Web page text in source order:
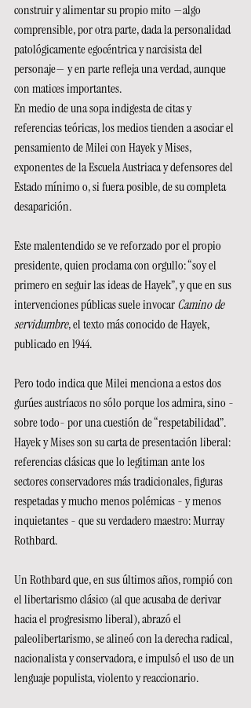
construir y alimentar su propio mito —algo
comprensible, por otra parte, dada la personalidad
patológicamente egocéntrica y narcisista del
personaje— y en parte refleja una verdad, aunque
con matices importantes.
En medio de una sopa indigesta de citas y
referencias teóricas, los medios tienden a asociar el
pensamiento de Milei con Hayek y Mises,
exponentes de la Escuela Austriaca y defensores del
Estado mínimo o, si fuera posible, de su completa
desaparición.
Este malentendido se ve reforzado por el propio
presidente, quien proclama con orgullo: “soy el
primero en seguir las ideas de Hayek”, y que en sus
intervenciones públicas suele invocar Camino de
servidumbre, el texto más conocido de Hayek,
publicado en 1944.
Pero todo indica que Milei menciona a estos dos
gurúes austríacos no sólo porque los admira, sino -
sobre todo- por una cuestión de “respetabilidad”.
Hayek y Mises son su carta de presentación liberal:
referencias clásicas que lo legitiman ante los
sectores conservadores más tradicionales, figuras
respetadas y mucho menos polémicas - y menos
inquietantes - que su verdadero maestro: Murray
Rothbard.
Un Rothbard que, en sus últimos años, rompió con
el libertarismo clásico (al que acusaba de derivar
hacia el progresismo liberal), abrazó el
paleolibertarismo, se alineó con la derecha radical,
nacionalista y conservadora, e impulsó el uso de un
lenguaje populista, violento y reaccionario.